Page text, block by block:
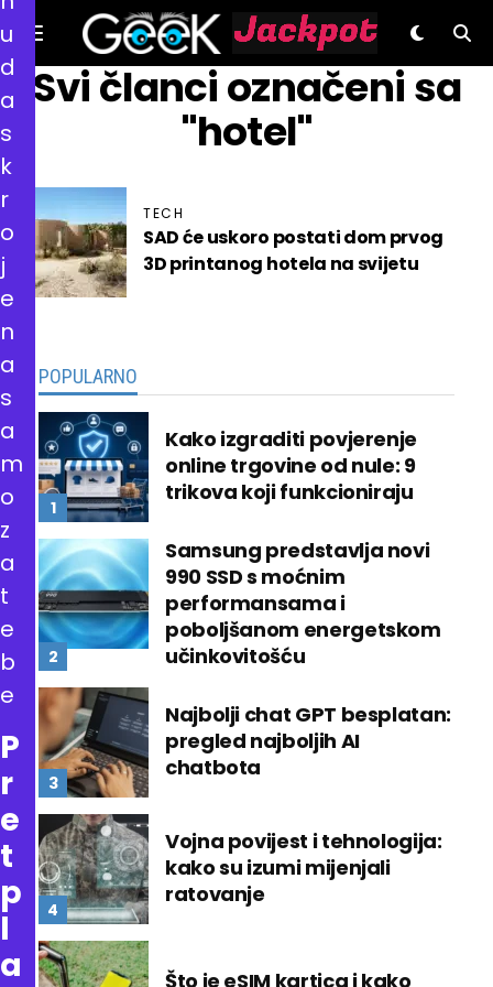
GeeK.hr
Svi članci označeni sa
"hotel"
TECH
SAD će uskoro postati dom prvog
3D printanog hotela na svijetu
POPULARNO
Kako izgraditi povjerenje
online trgovine od nule: 9
trikova koji funkcioniraju
Samsung predstavlja novi
990 SSD s moćnim
performansama i
poboljšanom energetskom
učinkovitošću
Najbolji chat GPT besplatan:
pregled najboljih AI
chatbota
Vojna povijest i tehnologija:
kako su izumi mijenjali
ratovanje
Što je eSIM kartica i kako
u
d
a
s
k
r
o
j
e
n
a
s
a
m
o
z
a
t
e
b
e
P
r
e
t
p
l
a